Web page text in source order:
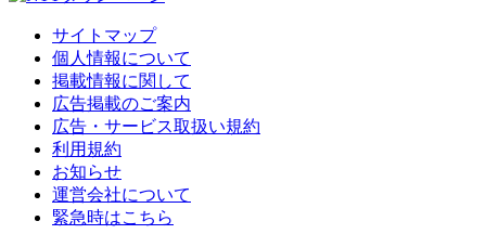
サイトマップ
個人情報について
掲載情報に関して
広告掲載のご案内
広告・サービス取扱い規約
利用規約
お知らせ
運営会社について
緊急時はこちら